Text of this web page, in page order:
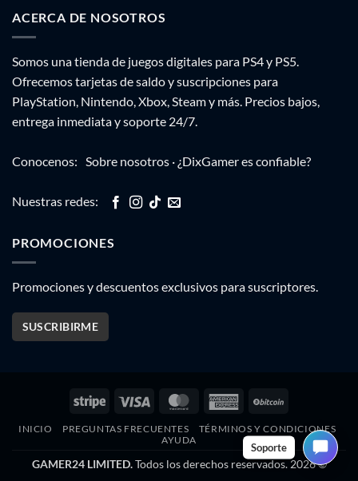
ACERCA DE NOSOTROS
Somos una tienda de juegos digitales para PS4 y PS5.
Ofrecemos tarjetas de saldo y suscripciones para
PlayStation, Nintendo, Xbox, Steam y más. Precios bajos,
entrega inmediata y soporte 24/7.
Conocenos: Sobre nosotros · ¿DixGamer es confiable?
Nuestras redes:
PROMOCIONES
Promociones y descuentos exclusivos para suscriptores.
SUSCRIBIRME
Stripe Visa MasterCardAmerican
INICIO PREGUNTAS FRECUENTES
TÉRMINOS Y CONDICIONES
AYUDA
GAMER24 LIMITED.Todos los derechos reservados. 2026 ©
Soporte